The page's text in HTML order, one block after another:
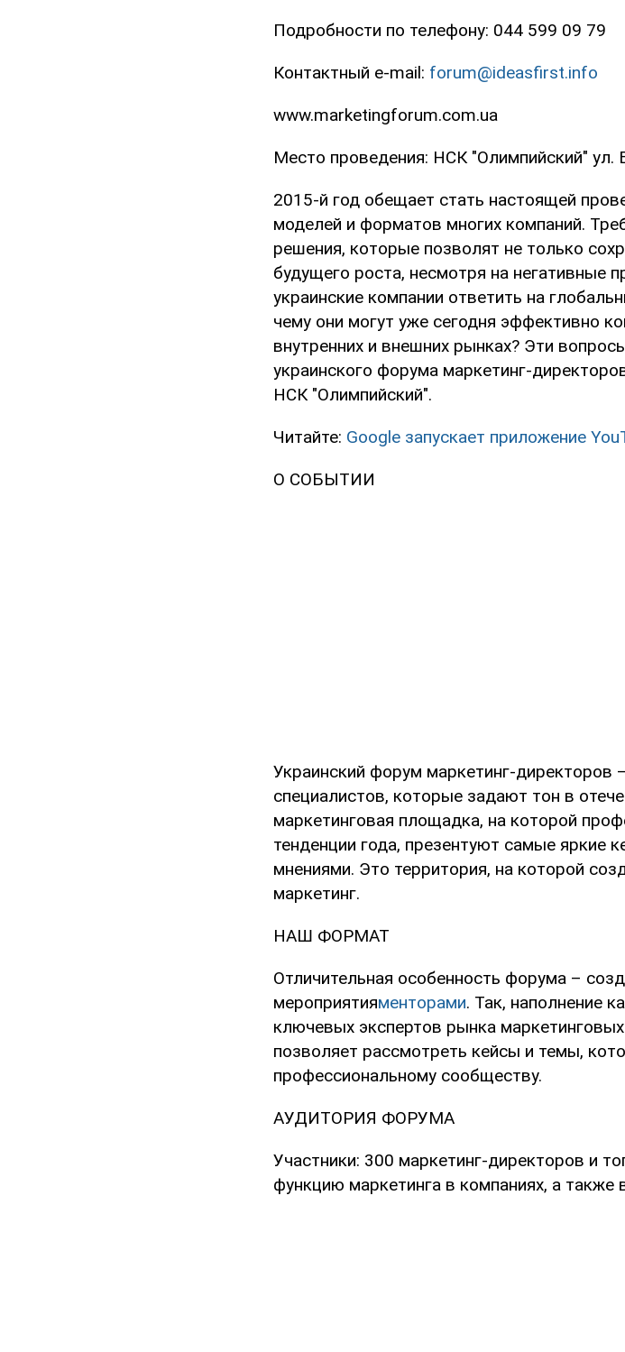
Подробности по телефону: 044 599 09 79
Контактный e-mail: forum@ideasfirst.info
www.marketingforum.com.ua
Место проведения: НСК "Олимпийский" ул.
2015-й год обещает стать настоящей
моделей и форматов многих компаний.
решения, которые позволят не только
будущего роста, несмотря на негативные
украинские компании ответить на
чему они могут уже сегодня эффективно
внутренних и внешних рынках? Эти
украинского форума маркетинг-
НСК "Олимпийский".
Читайте: Google запускает приложение
О СОБЫТИИ
Украинский форум маркетинг-директоров
специалистов, которые задают тон в
маркетинговая площадка, на которой
тенденции года, презентуют самые яркие
мнениями. Это территория, на которой
маркетинг.
НАШ ФОРМАТ
Отличительная особенность форума –
мероприятияменторами. Так, наполнение
ключевых экспертов рынка
позволяет рассмотреть кейсы и темы,
профессиональному сообществу.
АУДИТОРИЯ ФОРУМА
Участники: 300 маркетинг-директоров и
функцию маркетинга в компаниях, а также